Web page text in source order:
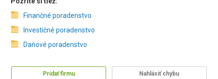
Finančné poradenstvo
Investičné poradenstvo
Daňové poradenstvo
Pridať firmu Nahlásiť chybu